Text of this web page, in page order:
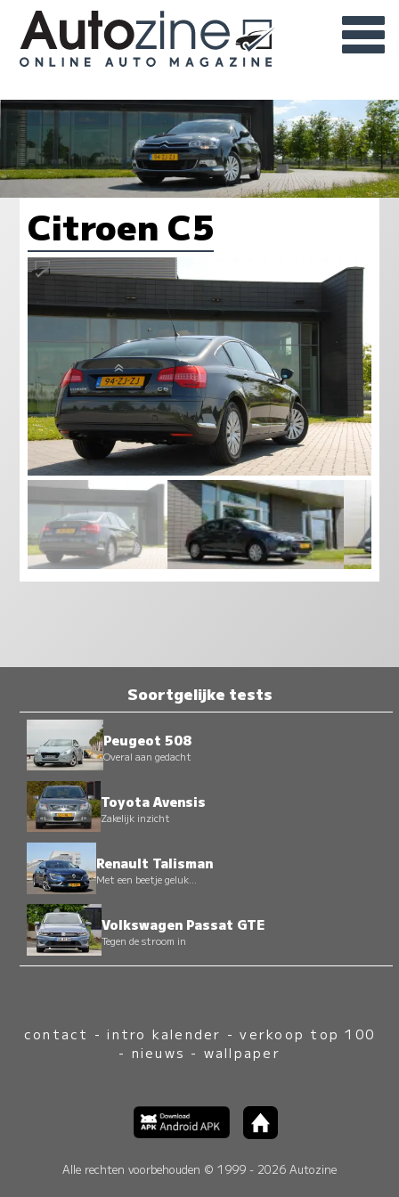
Citroen C5
Soortgelijke tests
Peugeot 508
Overal aan gedacht
Toyota Avensis
Zakelijk inzicht
Renault Talisman
Met een beetje geluk...
Volkswagen Passat GTE
Tegen de stroom in
contact -intro kalender -verkoop top 100
- nieuws - wallpaper
Alle rechten voorbehouden © 1999 - 2026 Autozine